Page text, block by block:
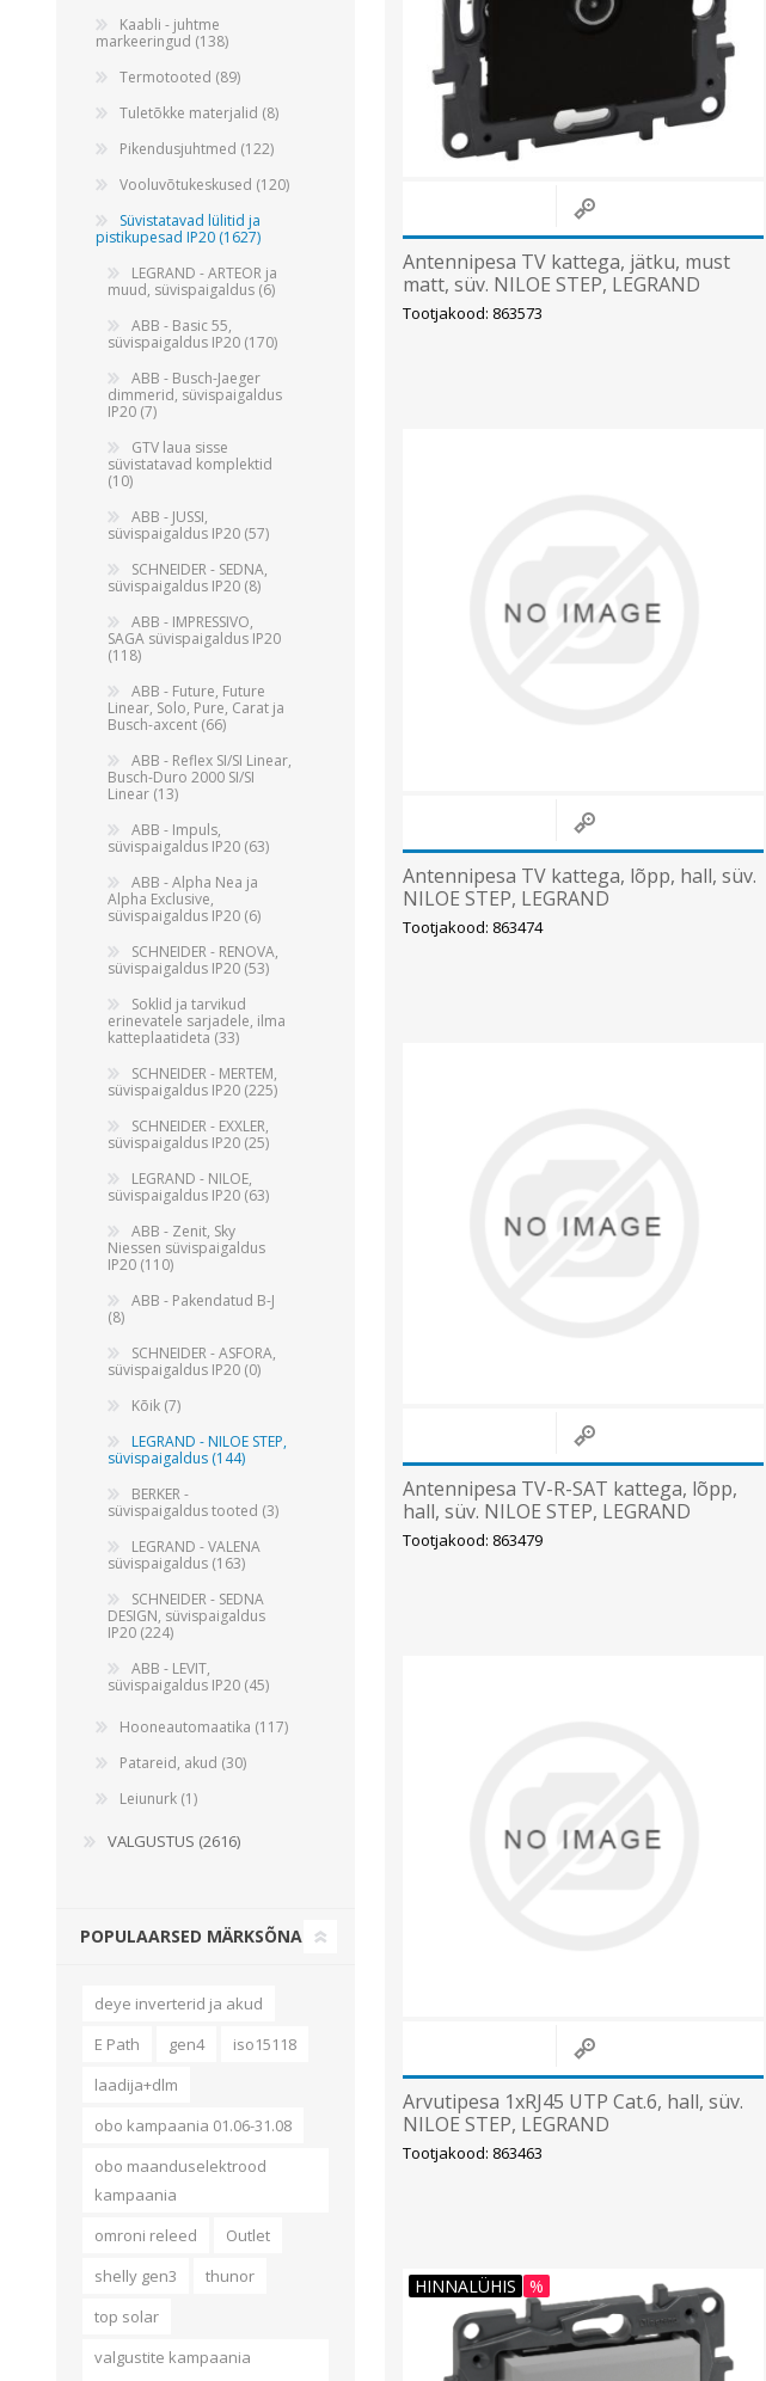
Antennipesa TV kattega, jätku, must
matt, süv. NILOE STEP, LEGRAND
Tootjakood: 863573
Antennipesa TV kattega, lõpp, hall, süv.
NILOE STEP, LEGRAND
Tootjakood: 863474
Antennipesa TV-R-SAT kattega, lõpp,
hall, süv. NILOE STEP, LEGRAND
Tootjakood: 863479
Arvutipesa 1xRJ45 UTP Cat.6, hall, süv.
NILOE STEP, LEGRAND
Tootjakood: 863463
HINNALÜHIS %
Kaabli - juhtme
markeeringud (138)
Termotooted (89)
Tuletõkke materjalid (8)
Pikendusjuhtmed (122)
Vooluvõtukeskused (120)
Süvistatavad lülitid ja
pistikupesad IP20 (1627)
LEGRAND - ARTEOR ja
muud, süvispaigaldus (6)
ABB - Basic 55,
süvispaigaldus IP20 (170)
ABB - Busch-Jaeger
dimmerid, süvispaigaldus
IP20 (7)
GTV laua sisse
süvistatavad komplektid
(10)
ABB - JUSSI,
süvispaigaldus IP20 (57)
SCHNEIDER - SEDNA,
süvispaigaldus IP20 (8)
ABB - IMPRESSIVO,
SAGA süvispaigaldus IP20
(118)
ABB - Future, Future
Linear, Solo, Pure, Carat ja
Busch-axcent (66)
ABB - Reflex SI/SI Linear,
Busch-Duro 2000 SI/SI
Linear (13)
ABB - Impuls,
süvispaigaldus IP20 (63)
ABB - Alpha Nea ja
Alpha Exclusive,
süvispaigaldus IP20 (6)
SCHNEIDER - RENOVA,
süvispaigaldus IP20 (53)
Soklid ja tarvikud
erinevatele sarjadele, ilma
katteplaatideta (33)
SCHNEIDER - MERTEM,
süvispaigaldus IP20 (225)
SCHNEIDER - EXXLER,
süvispaigaldus IP20 (25)
LEGRAND - NILOE,
süvispaigaldus IP20 (63)
ABB - Zenit, Sky
Niessen süvispaigaldus
IP20 (110)
ABB - Pakendatud B-J
(8)
SCHNEIDER - ASFORA,
süvispaigaldus IP20 (0)
Kõik (7)
LEGRAND - NILOE STEP,
süvispaigaldus (144)
BERKER -
süvispaigaldus tooted (3)
LEGRAND - VALENA
süvispaigaldus (163)
SCHNEIDER - SEDNA
DESIGN, süvispaigaldus
IP20 (224)
ABB - LEVIT,
süvispaigaldus IP20 (45)
Hooneautomaatika (117)
Patareid, akud (30)
Leiunurk (1)
VALGUSTUS (2616)
POPULAARSED MÄRKSÕNAD
deye inverterid ja akud
E Path
gen4
iso15118
laadija+dlm
obo kampaania 01.06-31.08
obo maanduselektrood
kampaania
omroni releed
Outlet
shelly gen3
thunor
top solar
valgustite kampaania